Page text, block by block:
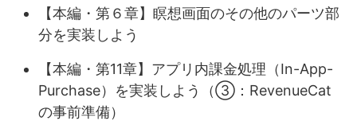
【本編・第６章】瞑想画面のその他のパーツ部
分を実装しよう
【本編・第11章】アプリ内課金処理（In-App-
Purchase）を実装しよう（③：RevenueCat
の事前準備）